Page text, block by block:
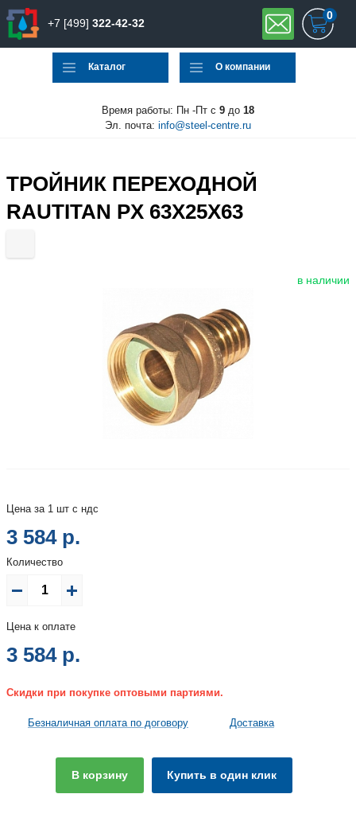
+7 [499] 322-42-32
0
Каталог О компании
Время работы: Пн -Пт с 9 до 18
Эл. почта: info@steel-centre.ru
ТРОЙНИК ПЕРЕХОДНОЙ
RAUTITAN PX 63Х25Х63
в наличии
Цена за 1 шт с ндс
3 584 р.
Количество
Цена к оплате
3 584р.
Скидки при покупке оптовыми партиями.
Безналичная оплата по договору Доставка
В корзину Купить в один клик